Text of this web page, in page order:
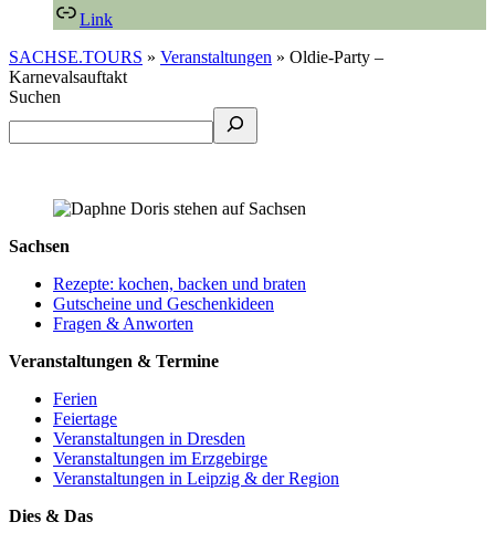
Link
SACHSE.TOURS » Veranstaltungen » Oldie-Party –
Karnevalsauftakt
Suchen
Sachsen
Rezepte: kochen, backen und braten
Gutscheine und Geschenkideen
Fragen & Anworten
Veranstaltungen & Termine
Ferien
Feiertage
Veranstaltungen in Dresden
Veranstaltungen im Erzgebirge
Veranstaltungen in Leipzig & der Region
Dies & Das